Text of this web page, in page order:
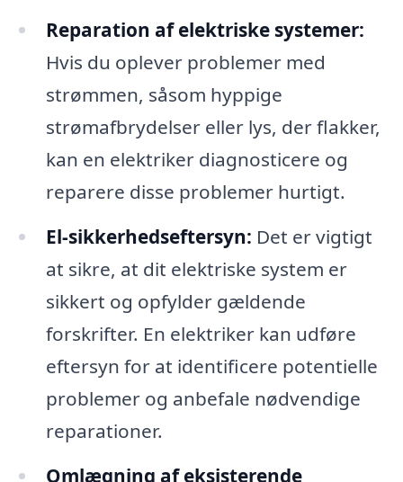
Reparation af elektriske systemer:
Hvis du oplever problemer med
strømmen, såsom hyppige
strømafbrydelser eller lys, der flakker,
kan en elektriker diagnosticere og
reparere disse problemer hurtigt.
El-sikkerhedseftersyn: Det er vigtigt
at sikre, at dit elektriske system er
sikkert og opfylder gældende
forskrifter. En elektriker kan udføre
eftersyn for at identificere potentielle
problemer og anbefale nødvendige
reparationer.
Omlægning af eksisterende